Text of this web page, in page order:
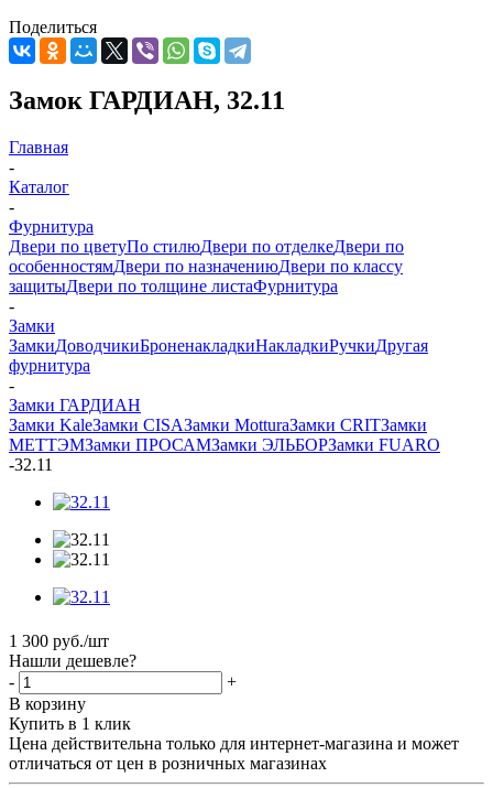
Поделиться
Замок ГАРДИАН, 32.11
Главная
-
Каталог
-
Фурнитура
Двери по цветуПо стилюДвери по отделкеДвери по
особенностямДвери по назначениюДвери по классу
защитыДвери по толщине листаФурнитура
-
Замки
ЗамкиДоводчикиБроненакладкиНакладкиРучкиДругая
фурнитура
-
Замки ГАРДИАН
Замки KaleЗамки CISAЗамки MotturaЗамки CRITЗамки
МЕТТЭМЗамки ПРОСАМЗамки ЭЛЬБОРЗамки FUARO
-32.11
1 300 руб./шт
Нашли дешевле?
-
+
В корзину
Купить в 1 клик
Цена действительна только для интернет-магазина и может
отличаться от цен в розничных магазинах